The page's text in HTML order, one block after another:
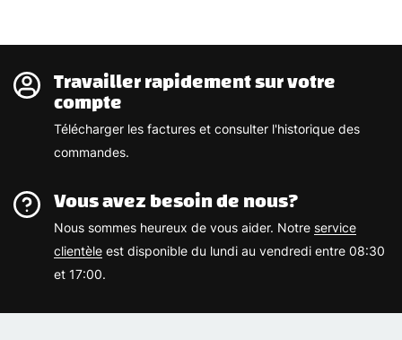
Travailler rapidement sur votre
compte
Télécharger les factures et consulter l'historique des
commandes.
Vous avez besoin de nous?
Nous sommes heureux de vous aider. Notre service
clientèle est disponible du lundi au vendredi entre 08:30
et 17:00.